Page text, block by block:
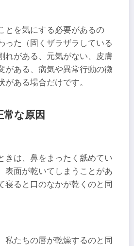
とを気にする必要があるの
った（固くザラザラしている
れがある、元気がない、皮膚
がある、病気や異常行動の徴
ある場合だけです。
常な原因
きは、鼻をまったく舐めてい
表面が乾いてしまうことがあ
寝ると口のなかが乾くのと同
私たちの唇が乾燥するのと同